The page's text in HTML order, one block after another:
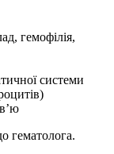
гемофілія,
системи
гематолога.